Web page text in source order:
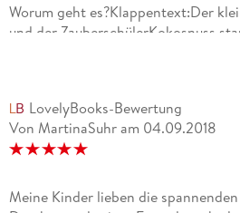
Worum geht es?Klappentext:Der
und der ZauberschülerKokosnuss
kleine Drache zu einer Sumpf-
Dämmerung hereinbricht, wird es
Nebelschwaden verbergen sich
versinken die Freunde in einem
LovelyBooks-Bewertung
Von MartinaSuhr am 04.09.2018
Meine Kinder lieben die